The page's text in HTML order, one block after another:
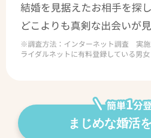
まじめな婚活